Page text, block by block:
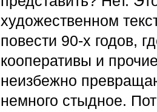
художественном
повести 90-х годов,
кооперативы и
неизбежно
немного стыдное.